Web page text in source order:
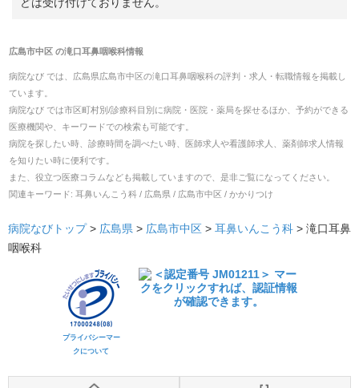
広島市中区の滝口耳鼻咽喉科情報
病院なび では、 広島県広島市中区の滝口耳鼻咽喉科の評判・求人・転職情報を掲載し
ています。
病院なび では市区町村別/診療科目別に病院・医院・薬局を探せるほか、予約ができる
医療機関や、キーワードでの検索も可能です。
病院を探したい時、診療時間を調べたい時、医師求人や看護師求人、薬剤師求人情報
を知りたい時に便利です。
また、役立つ医療コラムなども掲載していますので、是非ご覧になってください。
関連キーワード: 耳鼻いんこう科 / 広島県 / 広島市中区 / かかりつけ
病院なびトップ > 広島県 > 広島市中区 > 耳鼻いんこう科 > 滝口耳鼻
咽喉科
プライバシーマー
クについて